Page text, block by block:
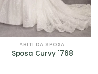
ABITI DA SPOSA
Sposa Curvy 1768